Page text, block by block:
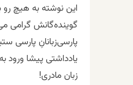
این نوشته به هیچ رو
گوینده‌گانش گرامی
پارسی‌زبانانِ پارسی
یادداشتی پیشا ورود
زبان مادری!